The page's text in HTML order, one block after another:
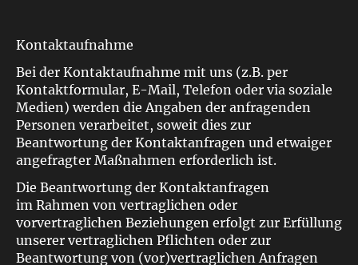
Kontaktaufnahme
Bei der Kontaktaufnahme mit uns (z.B. per
Kontaktformular, E-Mail, Telefon oder via soziale
Medien) werden die Angaben der anfragenden
Personen verarbeitet, soweit dies zur
Beantwortung der Kontaktanfragen und etwaiger
angefragter Maßnahmen erforderlich ist.
Die Beantwortung der Kontaktanfragen
im Rahmen von vertraglichen oder
vorvertraglichen Beziehungen erfolgt zur Erfüllung
unserer vertraglichen Pflichten oder zur
Beantwortung von (vor)vertraglichen Anfragen